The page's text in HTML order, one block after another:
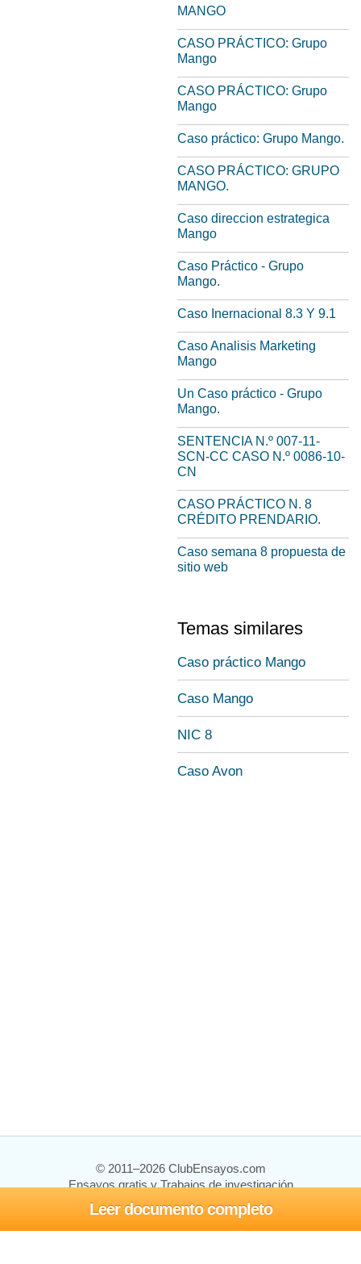
Leer documento completo
MANGO
CASO PRÁCTICO: Grupo
Mango
CASO PRÁCTICO: Grupo
Mango
Caso práctico: Grupo Mango.
CASO PRÁCTICO: GRUPO
MANGO.
Caso direccion estrategica
Mango
Caso Práctico - Grupo
Mango.
Caso Inernacional 8.3 Y 9.1
Caso Analisis Marketing
Mango
Un Caso práctico - Grupo
Mango.
SENTENCIA N.º 007-11-
SCN-CC CASO N.º 0086-10-
CN
CASO PRÁCTICO N. 8
CRÉDITO PRENDARIO.
Caso semana 8 propuesta de
sitio web
Temas similares
Caso práctico Mango
Caso Mango
NIC 8
Caso Avon
© 2011–2026 ClubEnsayos.com
Ensayos gratis y Trabajos de investigación